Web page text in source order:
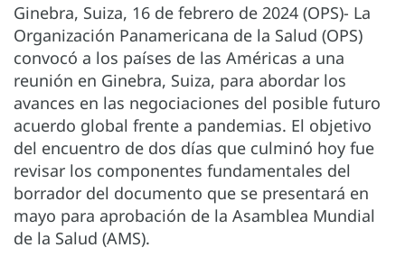
Ginebra, Suiza, 16 de febrero de 2024 (OPS)- La
Organización Panamericana de la Salud (OPS)
convocó a los países de las Américas a una
reunión en Ginebra, Suiza, para abordar los
avances en las negociaciones del posible futuro
acuerdo global frente a pandemias. El objetivo
del encuentro de dos días que culminó hoy fue
revisar los componentes fundamentales del
borrador del documento que se presentará en
mayo para aprobación de la Asamblea Mundial
de la Salud (AMS).